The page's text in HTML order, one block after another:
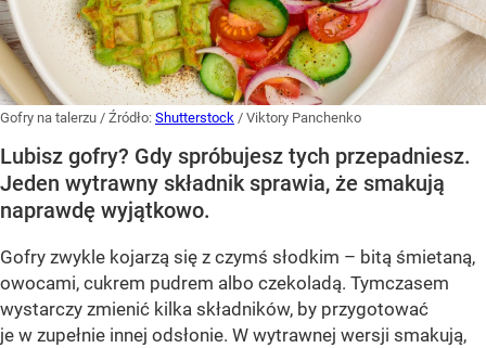
Gofry na talerzu / Źródło: Shutterstock / Viktory Panchenko
Lubisz gofry? Gdy spróbujesz tych przepadniesz.
Jeden wytrawny składnik sprawia, że smakują
naprawdę wyjątkowo.
Gofry zwykle kojarzą się z czymś słodkim – bitą śmietaną,
owocami, cukrem pudrem albo czekoladą. Tymczasem
wystarczy zmienić kilka składników, by przygotować
je w zupełnie innej odsłonie. W wytrawnej wersji smakują,